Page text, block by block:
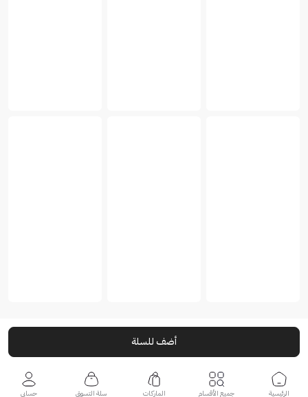
أضف للسلة
الرئيسية جميع الأقسام الماركات سلة التسوق حسابي